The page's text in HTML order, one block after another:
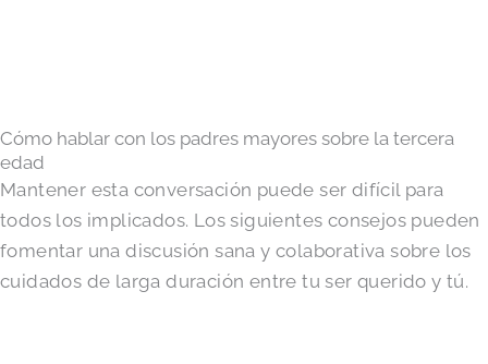
Cómo hablar con los padres mayores sobre la tercera
edad
Mantener esta conversación puede ser difícil para
todos los implicados. Los siguientes consejos pueden
fomentar una discusión sana y colaborativa sobre los
cuidados de larga duración entre tu ser querido y tú.